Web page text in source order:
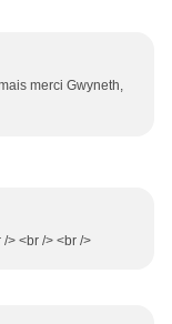
merci Gwyneth,
/> <br /> <br />